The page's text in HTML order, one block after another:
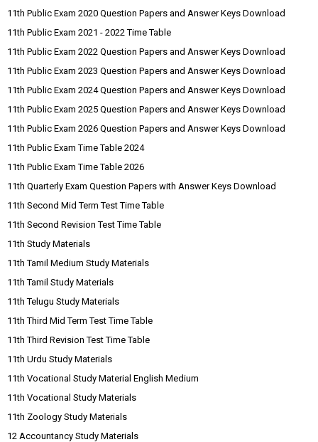
11th Public Exam 2020 Question Papers and Answer Keys Download
11th Public Exam 2021 - 2022 Time Table
11th Public Exam 2022 Question Papers and Answer Keys Download
11th Public Exam 2023 Question Papers and Answer Keys Download
11th Public Exam 2024 Question Papers and Answer Keys Download
11th Public Exam 2025 Question Papers and Answer Keys Download
11th Public Exam 2026 Question Papers and Answer Keys Download
11th Public Exam Time Table 2024
11th Public Exam Time Table 2026
11th Quarterly Exam Question Papers with Answer Keys Download
11th Second Mid Term Test Time Table
11th Second Revision Test Time Table
11th Study Materials
11th Tamil Medium Study Materials
11th Tamil Study Materials
11th Telugu Study Materials
11th Third Mid Term Test Time Table
11th Third Revision Test Time Table
11th Urdu Study Materials
11th Vocational Study Material English Medium
11th Vocational Study Materials
11th Zoology Study Materials
12 Accountancy Study Materials